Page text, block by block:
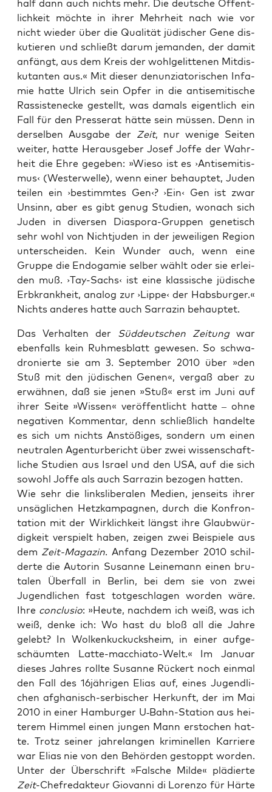
half dann auch nichts mehr. Die deut­sche Öffent­
lich­keit möch­te in ihrer Mehr­heit nach wie vor
nicht wie­der über die Qua­li­tät jüdi­scher Gene dis­
ku­tie­ren und schließt dar­um jeman­den, der damit
anfängt, aus dem Kreis der wohl­ge­lit­te­nen Mit­dis­
ku­tan­ten aus.« Mit die­ser denun­zia­to­ri­schen Infa­
mie hat­te Ulrich sein Opfer in die anti­se­mi­ti­sche
Ras­sis­ten­ecke gestellt, was damals eigent­lich ein
Fall für den Pres­se­rat hät­te sein müs­sen. Denn in
der­sel­ben Aus­ga­be der Zeit, nur weni­ge Sei­ten
wei­ter, hat­te Her­aus­ge­ber Josef Jof­fe der Wahr­
heit die Ehre gege­ben: »Wie­so ist es ›Anti­se­mi­tis­
mus‹ (Wes­ter­wel­le), wenn einer behaup­tet, Juden
tei­len ein ›bestimm­tes Gen‹? ›Ein‹ Gen ist zwar
Unsinn, aber es gibt genug Stu­di­en, wonach sich
Juden in diver­sen Dia­spo­ra-Grup­pen gene­tisch
sehr wohl von Nicht­ju­den in der jewei­li­gen Regi­on
unter­schei­den. Kein Wun­der auch, wenn eine
Grup­pe die Endo­ga­mie sel­ber wählt oder sie erlei­
den muß. ›Tay-Sachs‹ ist eine klas­si­sche jüdi­sche
Erb­krank­heit, ana­log zur ›Lip­pe‹ der Habs­bur­ger.«
Nichts ande­res hat­te auch Sar­ra­zin behauptet.
Das Ver­hal­ten der Süd­deut­schen Zei­tung war
eben­falls kein Ruh­mes­blatt gewe­sen. So schwa­
dro­nier­te sie am 3. Sep­tem­ber 2010 über »den
Stuß mit den jüdi­schen Genen«, ver­gaß aber zu
erwäh­nen, daß sie jenen »Stuß« erst im Juni auf
ihrer Sei­te »Wis­sen« ver­öf­fent­licht hat­te – ohne
nega­ti­ven Kom­men­tar, denn schließ­lich han­del­te
es sich um nichts Anstö­ßi­ges, son­dern um einen
neu­tra­len Agen­tur­be­richt über zwei wis­sen­schaft­
li­che Stu­di­en aus Isra­el und den USA, auf die sich
sowohl Jof­fe als auch Sar­ra­zin bezo­gen hatten.
Wie sehr die links­li­be­ra­len Medi­en, jen­seits ihrer
unsäg­li­chen Hetz­kam­pa­gnen, durch die Kon­fron­
ta­ti­on mit der Wirk­lich­keit längst ihre Glaub­wür­
dig­keit ver­spielt haben, zei­gen zwei Bei­spie­le aus
dem Zeit-Maga­zin. Anfang Dezem­ber 2010 schil­
der­te die Autorin Susan­ne Lei­ne­mann einen bru­
ta­len Über­fall in Ber­lin, bei dem sie von zwei
Jugend­li­chen fast tot­ge­schla­gen wor­den wäre.
Ihre con­clu­sio: »Heu­te, nach­dem ich weiß, was ich
weiß, den­ke ich: Wo hast du bloß all die Jah­re
gelebt? In Wol­ken­ku­ckucks­heim, in einer auf­ge­
schäum­ten Lat­te-mac­chia­to-Welt.« Im Janu­ar
die­ses Jah­res roll­te Susan­ne Rück­ert noch ein­mal
den Fall des 16jährigen Eli­as auf, eines Jugend­li­
chen afgha­nisch-ser­bi­scher Her­kunft, der im Mai
2010 in einer Ham­bur­ger U‑Bahn-Sta­ti­on aus hei­
te­rem Him­mel einen jun­gen Mann ersto­chen hat­
te. Trotz sei­ner jah­re­lan­gen kri­mi­nel­len Kar­rie­re
war Eli­as nie von den Behör­den gestoppt wor­den.
Unter der Über­schrift »Fal­sche Mil­de« plä­dier­te
Zeit-Chef­re­dak­teur Gio­van­ni di Loren­zo für Här­te